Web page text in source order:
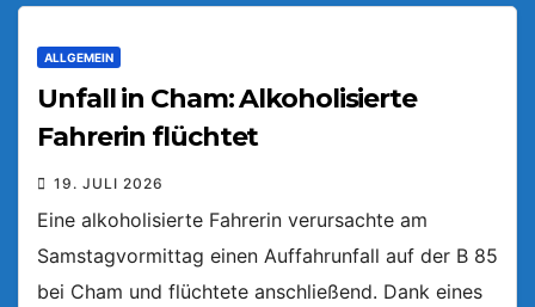
ALLGEMEIN
Unfall in Cham: Alkoholisierte
Fahrerin flüchtet
19. JULI 2026
Eine alkoholisierte Fahrerin verursachte am
Samstagvormittag einen Auffahrunfall auf der B 85
bei Cham und flüchtete anschließend. Dank eines